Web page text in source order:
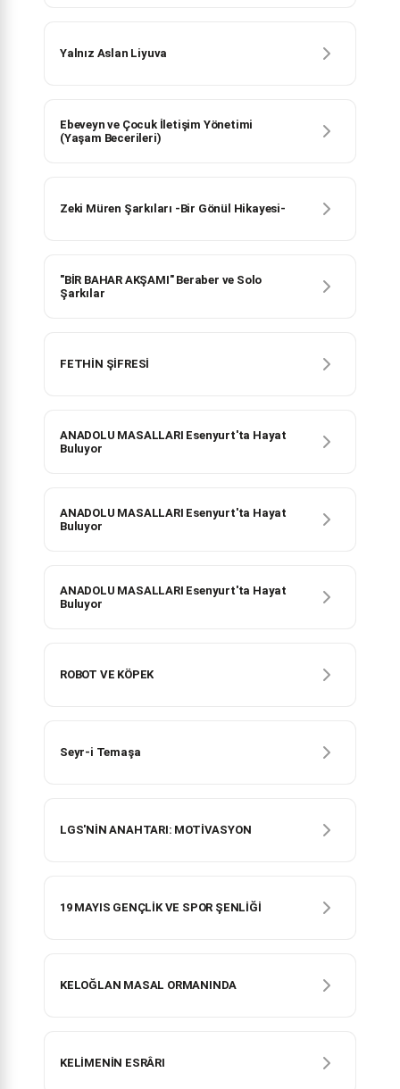
Yalnız Aslan Liyuva
Ebeveyn ve Çocuk İletişim Yönetimi
(Yaşam Becerileri)
Zeki Müren Şarkıları -Bir Gönül Hikayesi-
"BİR BAHAR AKŞAMI" Beraber ve Solo
Şarkılar
FETHİN ŞİFRESİ
ANADOLU MASALLARI Esenyurt'ta Hayat
Buluyor
ANADOLU MASALLARI Esenyurt'ta Hayat
Buluyor
ANADOLU MASALLARI Esenyurt'ta Hayat
Buluyor
ROBOT VE KÖPEK
Seyr-i Temaşa
LGS'NİN ANAHTARI: MOTİVASYON
19 MAYIS GENÇLİK VE SPOR ŞENLİĞİ
KELOĞLAN MASAL ORMANINDA
KELİMENİN ESRÂRI